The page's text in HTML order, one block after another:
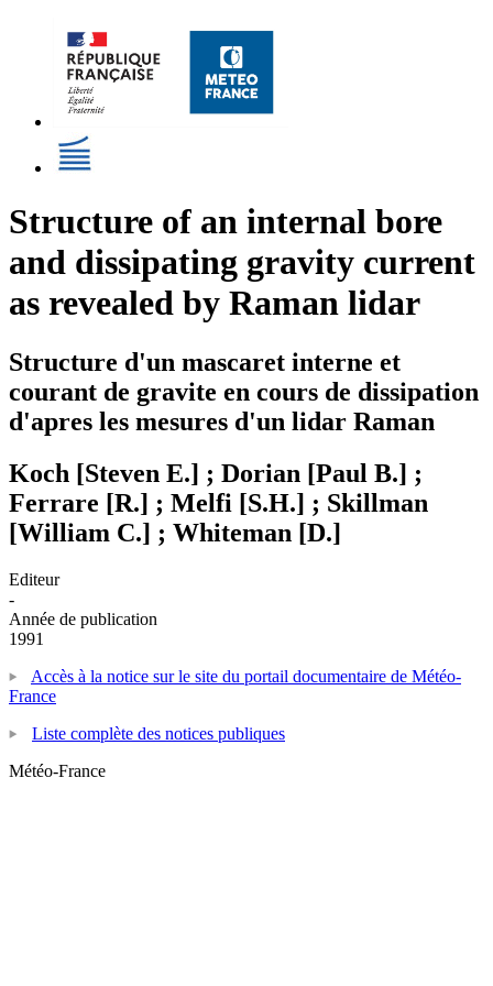
Structure of an internal bore
and dissipating gravity current
as revealed by Raman lidar
Structure d'un mascaret interne et
courant de gravite en cours de dissipation
d'apres les mesures d'un lidar Raman
Koch [Steven E.] ; Dorian [Paul B.] ;
Ferrare [R.] ; Melfi [S.H.] ; Skillman
[William C.] ; Whiteman [D.]
Editeur
-
Année de publication
1991
Accès à la notice sur le site du portail documentaire de Météo-
France
Liste complète des notices publiques
Météo-France